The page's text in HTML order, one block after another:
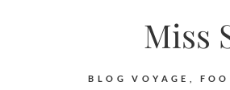
Miss
BLOG VOYAGE,